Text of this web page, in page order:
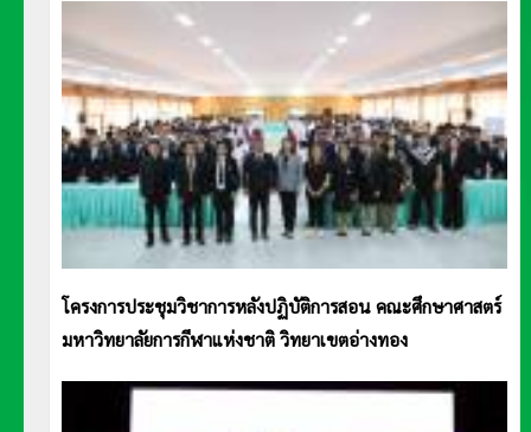
โครงการประชุมวิชาการหลังปฏิบัติการสอน คณะศึกษาศาสตร์
มหาวิทยาลัยการกีฬาแห่งชาติ วิทยาเขตอ่างทอง